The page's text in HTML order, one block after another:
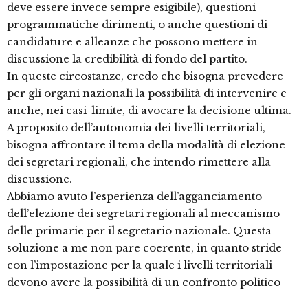
deve essere invece sempre esigibile), questioni
programmatiche dirimenti, o anche questioni di
candidature e alleanze che possono mettere in
discussione la credibilità di fondo del partito.
In queste circostanze, credo che bisogna prevedere
per gli organi nazionali la possibilità di intervenire e
anche, nei casi-limite, di avocare la decisione ultima.
A proposito dell’autonomia dei livelli territoriali,
bisogna affrontare il tema della modalità di elezione
dei segretari regionali, che intendo rimettere alla
discussione.
Abbiamo avuto l’esperienza dell’agganciamento
dell’elezione dei segretari regionali al meccanismo
delle primarie per il segretario nazionale. Questa
soluzione a me non pare coerente, in quanto stride
con l’impostazione per la quale i livelli territoriali
devono avere la possibilità di un confronto politico